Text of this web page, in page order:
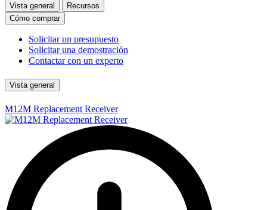
Vista general
Recursos
Cómo comprar
Solicitar un presupuesto
Solicitar una demostración
Contactar con un experto
Vista general
M12M Replacement Receiver